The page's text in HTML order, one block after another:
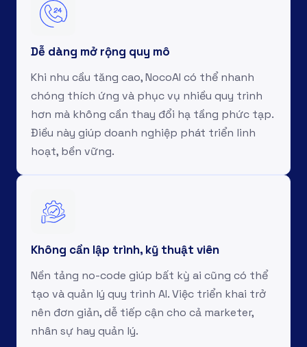
Dễ dàng mở rộng quy mô
Khi nhu cầu tăng cao, NocoAI có thể nhanh
chóng thích ứng và phục vụ nhiều quy trình
hơn mà không cần thay đổi hạ tầng phức tạp.
Điều này giúp doanh nghiệp phát triển linh
hoạt, bền vững.
Không cần lập trình, kỹ thuật viên
Nền tảng no-code giúp bất kỳ ai cũng có thể
tạo và quản lý quy trình AI. Việc triển khai trở
nên đơn giản, dễ tiếp cận cho cả marketer,
nhân sự hay quản lý.